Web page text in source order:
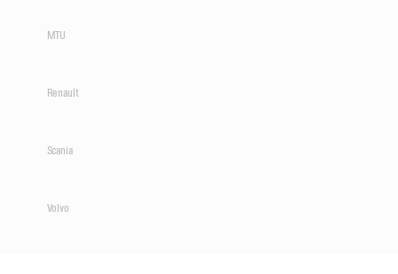
MTU
Renault
Scania
Volvo